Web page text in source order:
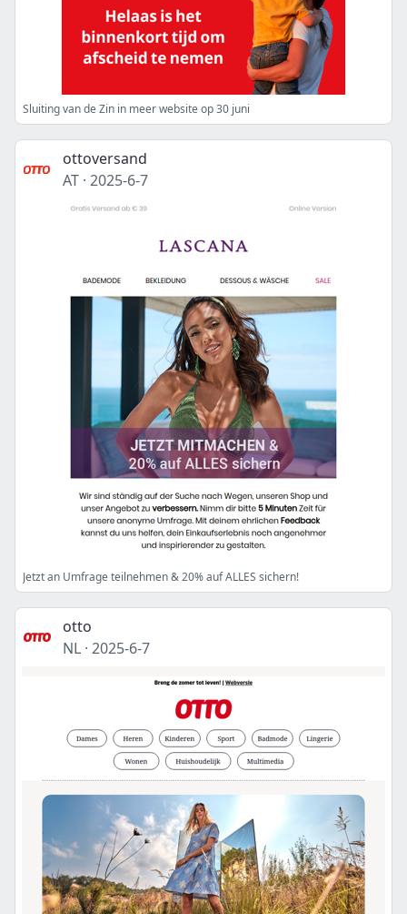
Sluiting van de Zin in meer website op 30 juni
ottoversand
AT · 2025-6-7
Jetzt an Umfrage teilnehmen & 20% auf ALLES sichern!
otto
NL · 2025-6-7